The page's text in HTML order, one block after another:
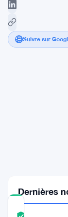
Suivre sur
Dernières